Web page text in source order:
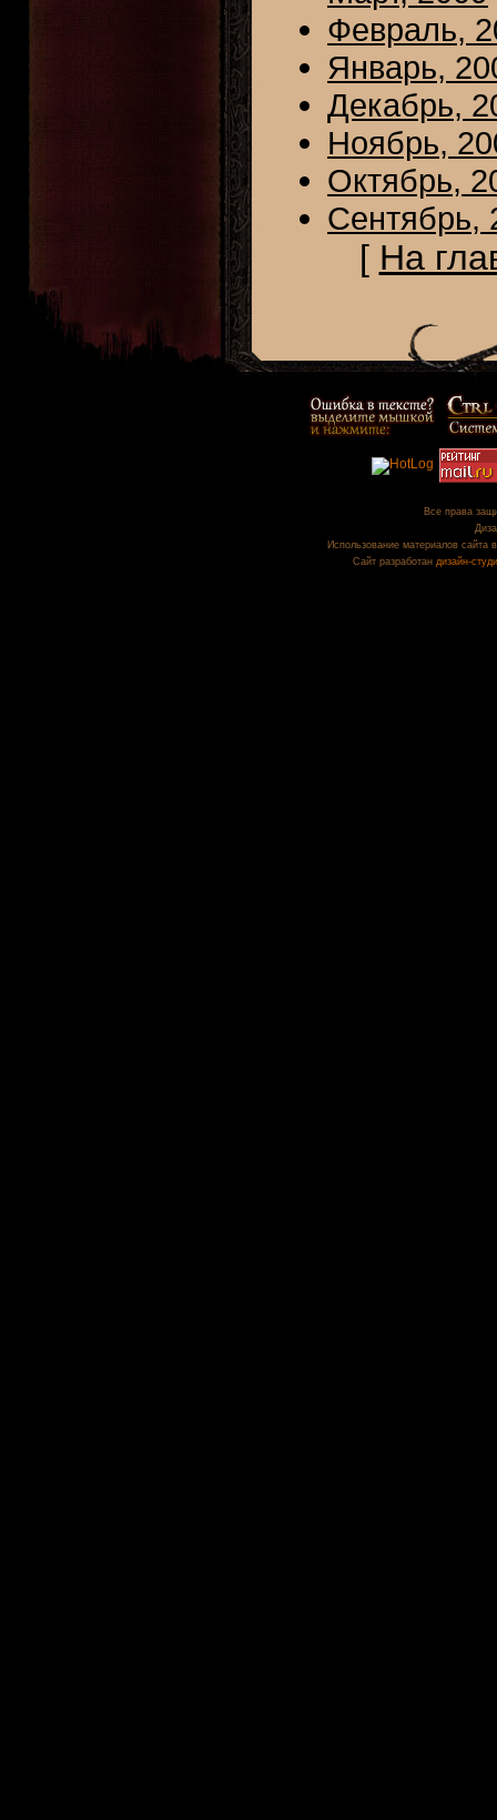
Февраль,
Январь,
Декабрь,
Ноябрь,
Октябрь,
Сентябрь,
[ На
Все права
Использование материалов сайта
Сайт разработан дизайн-